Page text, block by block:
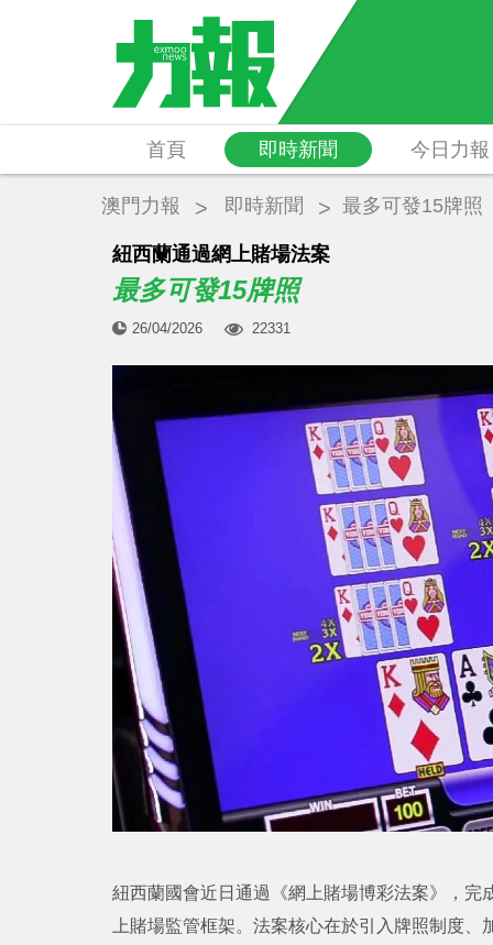
首頁 即時新聞 今日力報
澳門力報 即時新聞 最多可發15牌照
紐西蘭通過網上賭場法案
最多可發15牌照
26/04/2026 22331
紐西蘭國會近日通過《網上賭場博彩法案》，
上賭場監管框架。法案核心在於引入牌照制度